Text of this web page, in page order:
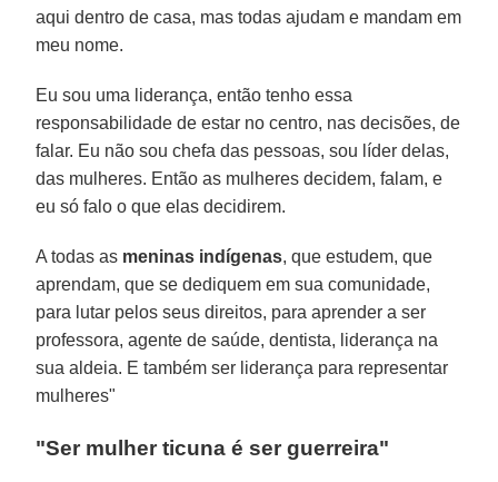
aqui dentro de casa, mas todas ajudam e mandam em
meu nome.
Eu sou uma liderança, então tenho essa
responsabilidade de estar no centro, nas decisões, de
falar. Eu não sou chefa das pessoas, sou líder delas,
das mulheres. Então as mulheres decidem, falam, e
eu só falo o que elas decidirem.
A todas as meninas indígenas, que estudem, que
aprendam, que se dediquem em sua comunidade,
para lutar pelos seus direitos, para aprender a ser
professora, agente de saúde, dentista, liderança na
sua aldeia. E também ser liderança para representar
mulheres"
"Ser mulher ticuna é ser guerreira"